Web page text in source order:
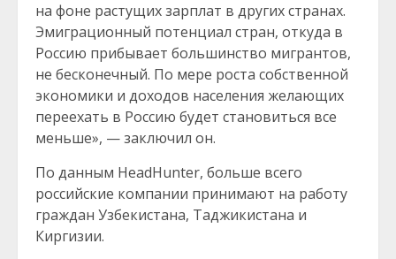
на фоне растущих зарплат в других странах.
Эмиграционный потенциал стран, откуда в
Россию прибывает большинство мигрантов,
не бесконечный. По мере роста собственной
экономики и доходов населения желающих
переехать в Россию будет становиться все
меньше», — заключил он.
По данным HeadHunter, больше всего
российские компании принимают на работу
граждан Узбекистана, Таджикистана и
Киргизии.